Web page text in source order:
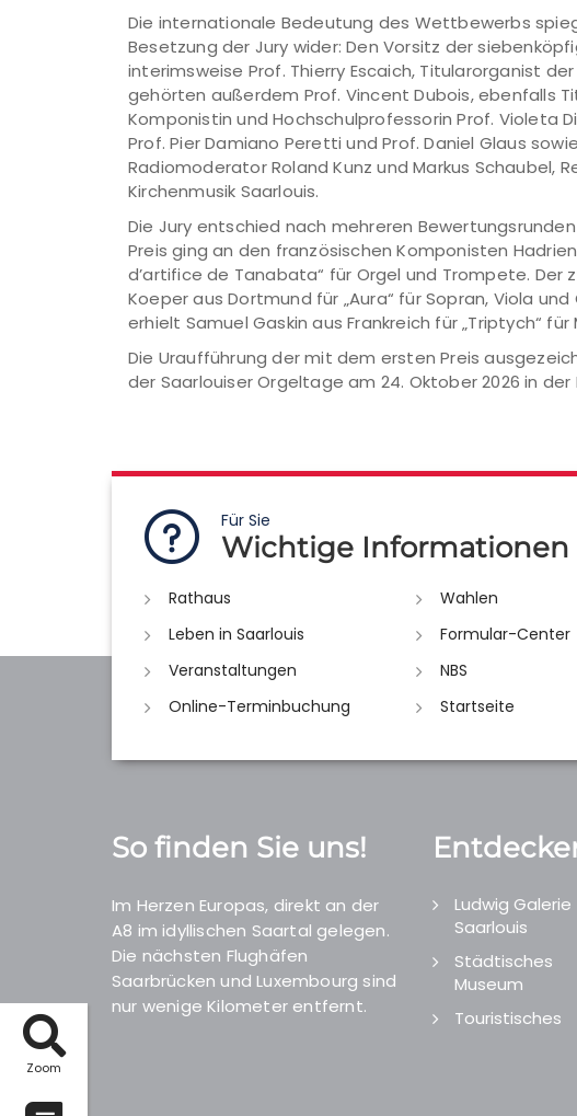
Zoom
Die internationale Bedeutung des Wettbewerbs
Besetzung der Jury wider: Den Vorsitz der
interimsweise Prof. Thierry Escaich, Titularorganist
gehörten außerdem Prof. Vincent Dubois, ebenfalls
Komponistin und Hochschulprofessorin Prof. Violeta
Prof. Pier Damiano Peretti und Prof. Daniel Glaus
Radiomoderator Roland Kunz und Markus Schaubel,
Kirchenmusik Saarlouis.
Die Jury entschied nach mehreren
Preis ging an den französischen Komponisten
d’artifice de Tanabata“ für Orgel und Trompete. Der
Koeper aus Dortmund für „Aura“ für Sopran, Viola
erhielt Samuel Gaskin aus Frankreich für „Triptych“
Die Uraufführung der mit dem ersten Preis
der Saarlouiser Orgeltage am 24. Oktober 2026 in
Für Sie
Wichtige Informationen
Rathaus
Wahlen
Leben in Saarlouis
Formular-Center
Veranstaltungen
NBS
Online-Terminbuchung
Startseite
So finden Sie uns!
Im Herzen Europas, direkt an der
A8 im idyllischen Saartal gelegen.
Die nächsten Flughäfen
Saarbrücken und Luxembourg sind
nur wenige Kilometer entfernt.
Ludwig Galerie
Saarlouis
Städtisches
Museum
Touristisches